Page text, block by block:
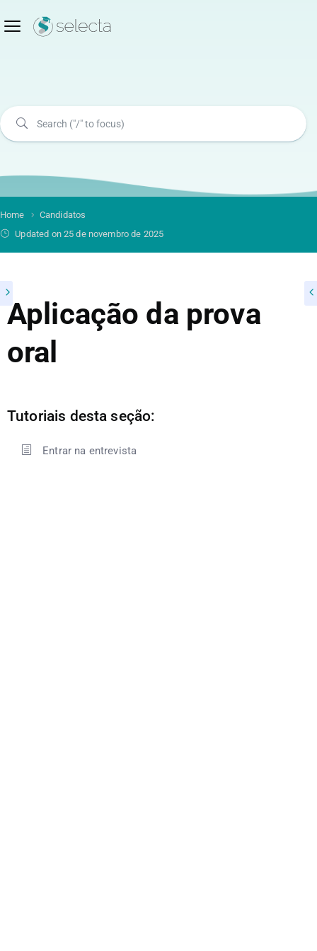
Home
Candidatos
Updated on 25 de novembro de 2025
Aplicação da prova
oral
Tutoriais desta seção:
Entrar na entrevista